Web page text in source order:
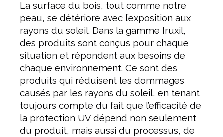
La surface du bois, tout comme notre
peau, se détériore avec l’exposition aux
rayons du soleil. Dans la gamme Iruxil,
des produits sont conçus pour chaque
situation et répondent aux besoins de
chaque environnement. Ce sont des
produits qui réduisent les dommages
causés par les rayons du soleil, en tenant
toujours compte du fait que l’efficacité de
la protection UV dépend non seulement
du produit, mais aussi du processus, de